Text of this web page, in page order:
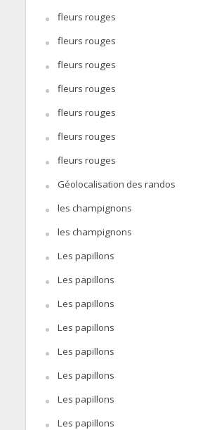
fleurs rouges
fleurs rouges
fleurs rouges
fleurs rouges
fleurs rouges
fleurs rouges
fleurs rouges
Géolocalisation des randos
les champignons
les champignons
Les papillons
Les papillons
Les papillons
Les papillons
Les papillons
Les papillons
Les papillons
Les papillons